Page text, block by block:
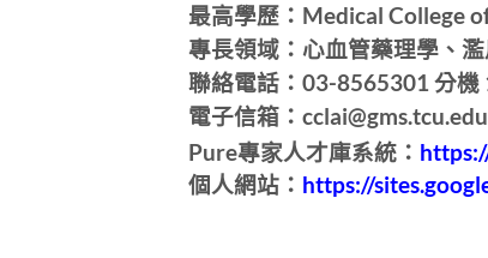
最高學歷： Medical College
專長領域：心血管藥理學、
聯絡電話：03-8565301 分機
電子信箱：
Pure專家人才庫系統：
個人網站： https://